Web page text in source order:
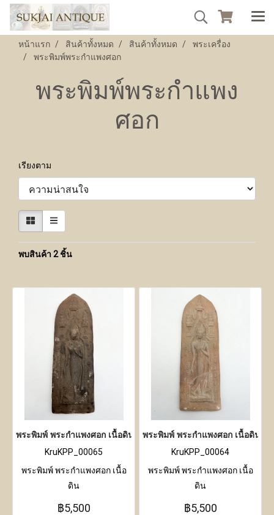
หน้าแรก สินค้าทั้งหมด สินค้าทั้งหมด
พระเครื่อง
พระพิมพ์พระกำแพงศอก
พระพิมพ์พระกำแพง
ศอก
เรียงตาม
พบสินค้า 2 ชิ้น
พระพิมพ์ พระกำแพงศอก เนื้อดิน
KruKPP_00065
พระพิมพ์ พระกำแพงศอก เนื้อ
ดิน
฿5,500
พระพิมพ์ พระกำแพงศอก เนื้อดิน
KruKPP_00064
พระพิมพ์ พระกำแพงศอก เนื้อ
ดิน
฿5,500